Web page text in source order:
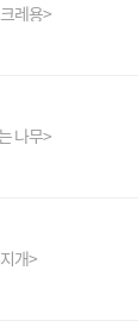
레용>
나무>
개>